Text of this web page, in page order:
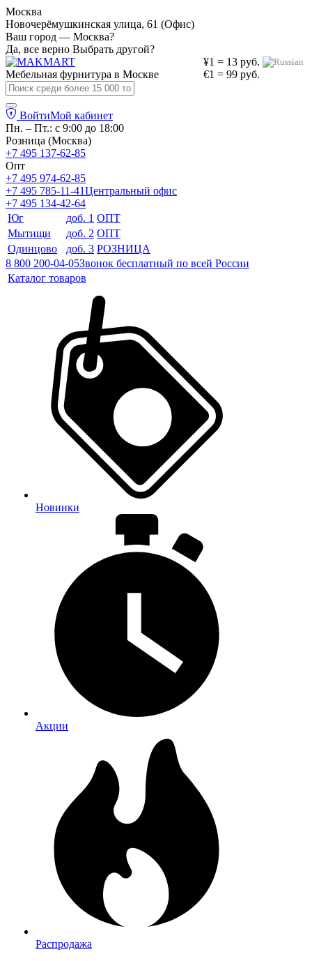
Москва
Новочерёмушкинская улица, 61 (Офис)
Ваш город — Москва?
Да, все верно Выбрать другой?
¥1 = 13 руб.
€1 = 99 руб.
Мебельная фурнитура в Москве
ВойтиМой кабинет
Пн. – Пт.: с 9:00 до 18:00
Розница (Москва)
+7 495 137-62-85
Опт
+7 495 974-62-85
+7 495 785-11-41Центральный офис
+7 495 134-42-64
Юг
доб. 1 ОПТ
Мытищи
доб. 2 ОПТ
Одинцово
доб. 3 РОЗНИЦА
8 800 200-04-05Звонок бесплатный по всей России
Каталог товаров
Новинки
Акции
Распродажа